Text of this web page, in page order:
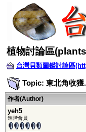
植物討論區
台灣貝類圖鑑討論區
Topic: 東北角收
作者(Author)
yeh5
進階會員